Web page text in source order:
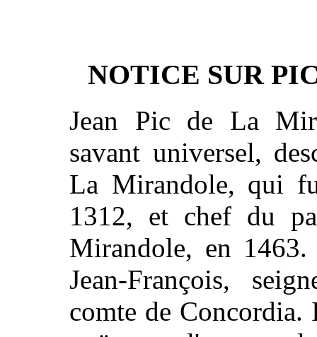
NOTICE SUR
Jean Pic de La
savant universel,
La Mirandole, qui
1312, et chef du
Mirandole, en
Jean-François,
comte de